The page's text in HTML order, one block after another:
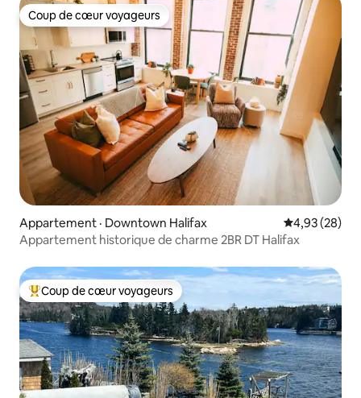
Coup de cœur voyageurs
Coup de cœur voyageurs
Appartement · Downtown Halifax Note
4,93 (28)
Appartement historique de charme 2BR DT Halifax
Coup de cœur voyageurs parmi les plus aimés
Coup de cœur voyageurs